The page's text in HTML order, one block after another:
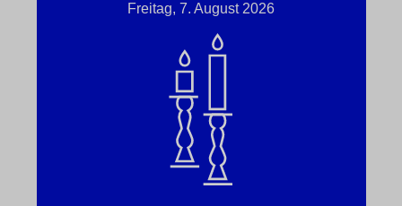
Freitag, 7. August 2026